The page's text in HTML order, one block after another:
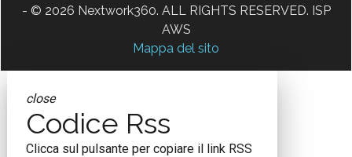
- © 2026 Nextwork360. ALL RIGHTS RESERVED. ISP
AWS
Mappa del sito
close
Codice Rss
Clicca sul pulsante per copiare il link RSS